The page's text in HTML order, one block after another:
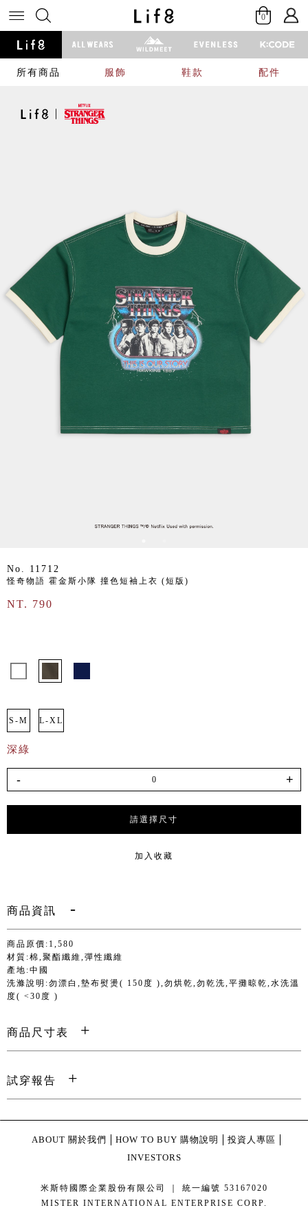
0
所有商品 服飾 鞋款 配件
No. 11712
怪奇物語 霍金斯小隊 撞色短袖上衣 (短版)
NT. 790
S-M L-XL
深綠
- +
請選擇尺寸
加入收藏
商品資訊
商品原價:1,580
材質:棉,聚酯纖維,彈性纖維
產地:中國
洗滌說明:勿漂白,墊布熨燙( 150度 ),勿烘乾,勿乾洗,平攤晾乾,水洗溫
度( <30度 )
商品尺寸表
試穿報告
ABOUT 關於我們 HOW TO BUY 購物說明
投資人專區
INVESTORS
米斯特國際企業股份有限公司 ｜ 統一編號 53167020
MISTER INTERNATIONAL ENTERPRISE CORP.